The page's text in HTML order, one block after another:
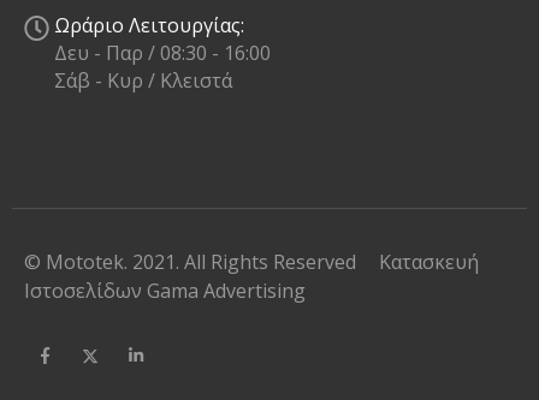
Ωράριο Λειτουργίας:
Δευ - Παρ / 08:30 - 16:00
Σάβ - Κυρ / Κλειστά
© Mototek. 2021. All Rights Reserved
Κατασκευή
Ιστοσελίδων Gama Advertising